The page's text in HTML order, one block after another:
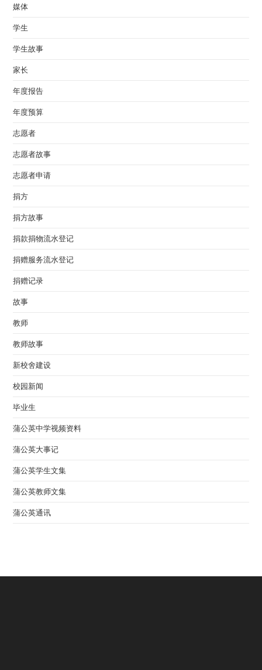
媒体
学生
学生故事
家长
年度报告
年度预算
志愿者
志愿者故事
志愿者申请
捐方
捐方故事
捐款捐物流水登记
捐赠服务流水登记
捐赠记录
故事
教师
教师故事
新校舍建设
校园新闻
毕业生
蒲公英中学视频资料
蒲公英大事记
蒲公英学生文集
蒲公英教师文集
蒲公英通讯